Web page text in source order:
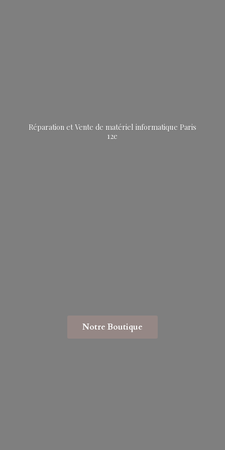
Réparation et Vente de matériel informatique Paris
12e
Notre Boutique